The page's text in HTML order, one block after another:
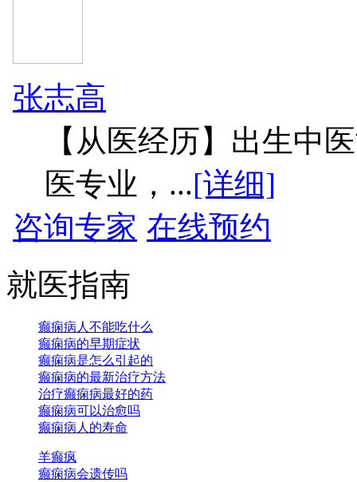
张志高
【从医经历】出生中
医专业，...[详细]
咨询专家 在线预约
就医指南
癫痫病人不能吃什么
癫痫病的早期症状
癫痫病是怎么引起的
癫痫病的最新治疗方法
治疗癫痫病最好的药
癫痫病可以治愈吗
癫痫病人的寿命
羊癫疯
癫痫病会遗传吗